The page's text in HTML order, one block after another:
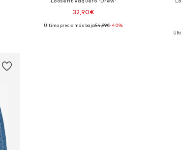
32,90€
Tallas disponibles: 170-176
Último precio más bajo:54,99€-40%